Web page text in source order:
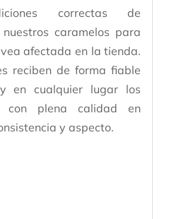
correctas de
caramelos para
afectada ​en la tienda.
reciben de forma fiable
en cualquier lugar los
con plena calidad en
y aspecto.